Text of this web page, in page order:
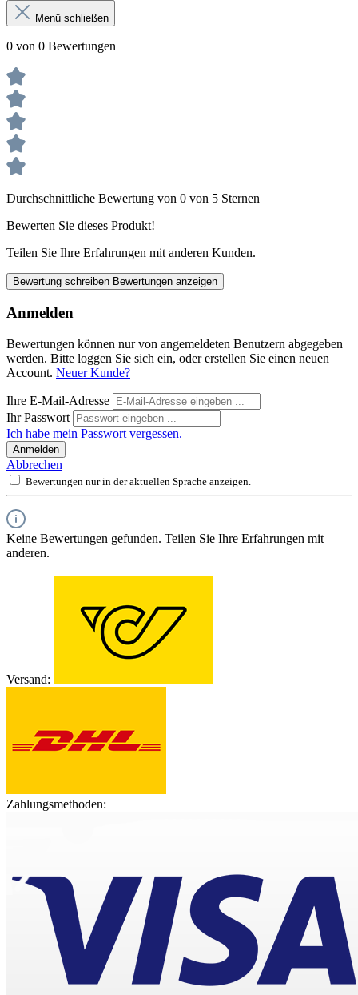
Menü schließen
0 von 0 Bewertungen
Durchschnittliche Bewertung von 0 von 5 Sternen
Bewerten Sie dieses Produkt!
Teilen Sie Ihre Erfahrungen mit anderen Kunden.
Bewertung schreiben Bewertungen anzeigen
Anmelden
Bewertungen können nur von angemeldeten Benutzern abgegeben
werden. Bitte loggen Sie sich ein, oder erstellen Sie einen neuen
Account. Neuer Kunde?
Ihre E-Mail-Adresse
Ihr Passwort
Ich habe mein Passwort vergessen.
Anmelden
Abbrechen
Bewertungen nur in der aktuellen Sprache anzeigen.
Keine Bewertungen gefunden. Teilen Sie Ihre Erfahrungen mit
anderen.
Versand:
Zahlungsmethoden: